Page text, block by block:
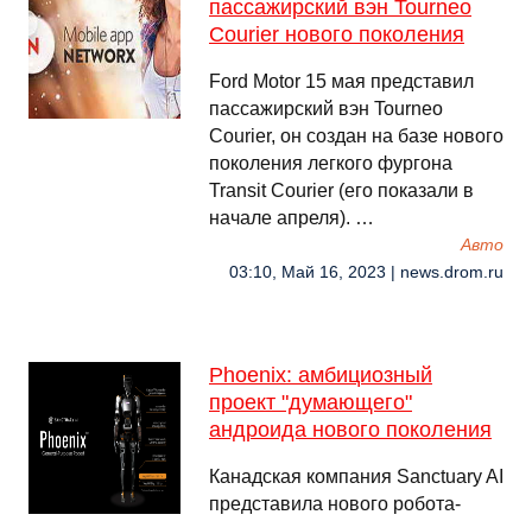
пассажирский вэн Tourneo
Courier нового поколения
Ford Motor 15 мая представил
пассажирский вэн Tourneo
Courier, он создан на базе нового
поколения легкого фургона
Transit Courier (его показали в
начале апреля). …
Авто
03:10, Май 16, 2023 | news.drom.ru
Phoenix: амбициозный
проект "думающего"
андроида нового поколения
Канадская компания Sanctuary AI
представила нового робота-